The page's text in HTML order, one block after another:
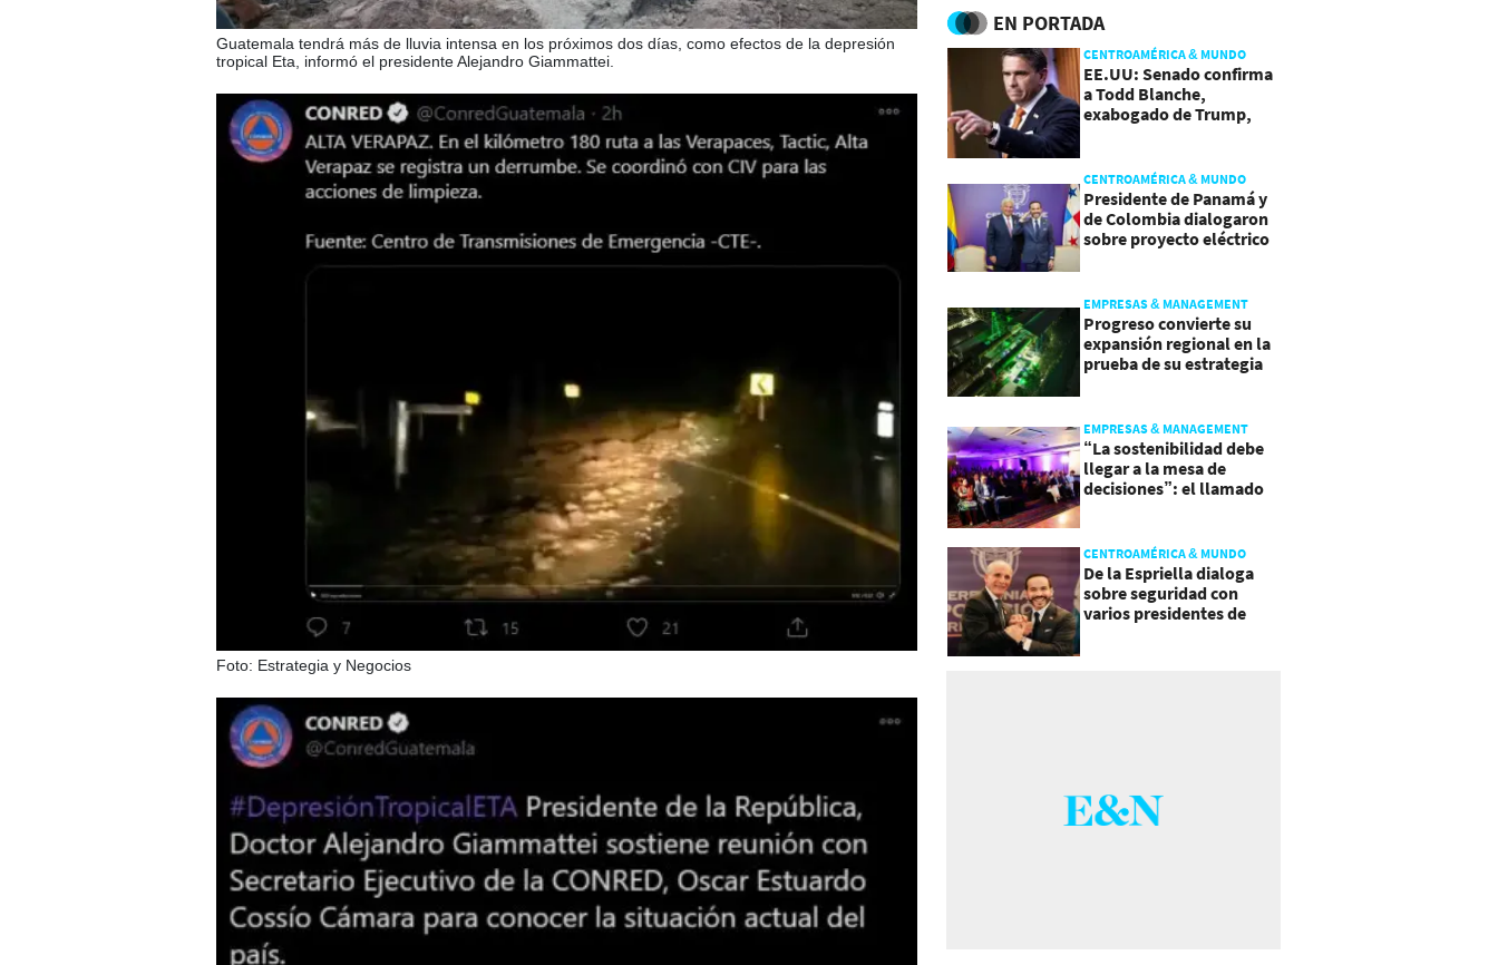
Guatemala tendrá más de lluvia intensa en los próximos dos días, como efectos de la depresión
tropical Eta, informó el presidente Alejandro Giammattei.
Foto: Estrategia y Negocios
EN PORTADA
CENTROAMÉRICA & MUNDO
EE.UU: Senado confirma
a Todd Blanche,
exabogado de Trump,
CENTROAMÉRICA & MUNDO
Presidente de Panamá y
de Colombia dialogaron
sobre proyecto eléctrico
EMPRESAS & MANAGEMENT
Progreso convierte su
expansión regional en la
prueba de su estrategia
EMPRESAS & MANAGEMENT
“La sostenibilidad debe
llegar a la mesa de
decisiones”: el llamado
CENTROAMÉRICA & MUNDO
De la Espriella dialoga
sobre seguridad con
varios presidentes de